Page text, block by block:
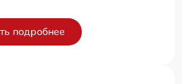
подробнее